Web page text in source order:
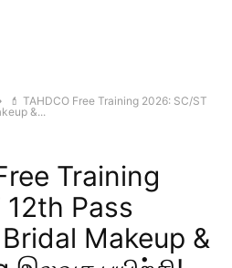
💄 TAHDCO Free Training 2026: SC/ST
&...
Training
Pass
Makeup &